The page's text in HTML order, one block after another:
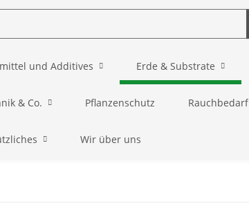
und Additives Erde & Substrate
& Co. Pflanzenschutz Rauchbedarf
Wir über uns